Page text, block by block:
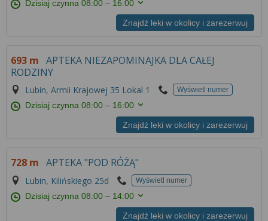
Dzisiaj czynna08:00 – 16:00
Znajdź leki w okolicy i zarezerwuj
693 m APTEKA NIEZAPOMINAJKA DLA CAŁEJ
RODZINY
Lubin, Armii Krajowej 35 Lokal 1 Wyświetl numer
Dzisiaj czynna08:00 – 16:00
Znajdź leki w okolicy i zarezerwuj
728 m APTEKA "POD RÓŻĄ"
Lubin, Kilińskiego 25d Wyświetl numer
Dzisiaj czynna08:00 – 14:00
Znajdź leki w okolicy i zarezerwuj